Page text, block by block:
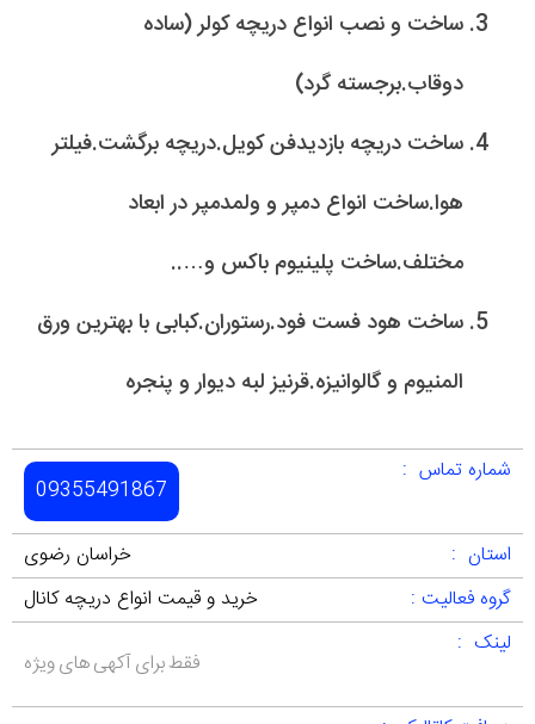
ساخت و نصب انواع دریچه کولر (ساده
دوقاب.برجسته گرد)
ساخت دریچه بازدیدفن کویل.دریچه برگشت.فیلتر
هوا.ساخت انواع دمپر و ولمدمپر در ابعاد
مختلف.ساخت پلینیوم باکس و…..
ساخت هود فست فود.رستوران.کبابی با بهترین ورق
المنیوم و گالوانیزه.قرنیز لبه دیوار و پنجره
شماره تماس :
09355491867
استان :
خراسان رضوی
گروه فعالیت :
خرید و قیمت انواع دریچه کانال
لینک :
فقط برای آکهی های ویژه